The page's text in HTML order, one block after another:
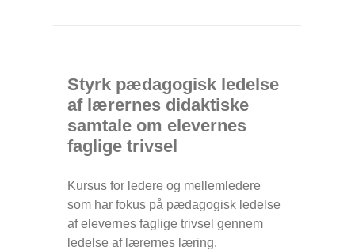
Styrk pædagogisk ledelse
af lærernes didaktiske
samtale om elevernes
faglige trivsel
Kursus for ledere og mellemledere
som har fokus på pædagogisk ledelse
af elevernes faglige trivsel gennem
ledelse af lærernes læring.